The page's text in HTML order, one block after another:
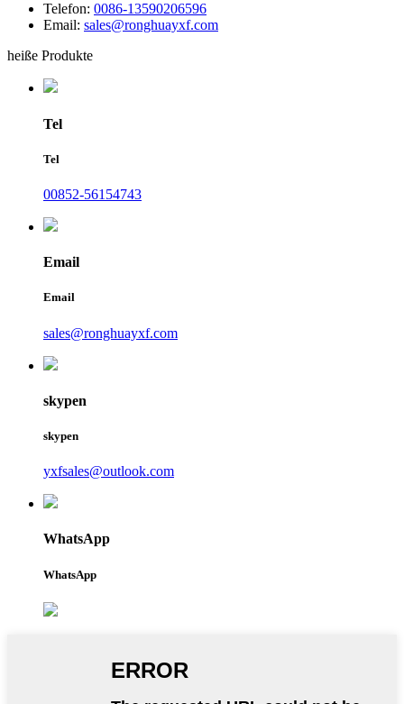
Telefon: 0086-13590206596
Email: sales@ronghuayxf.com
heiße Produkte
Tel
Tel
00852-56154743
Email
Email
sales@ronghuayxf.com
skypen
skypen
yxfsales@outlook.com
WhatsApp
WhatsApp